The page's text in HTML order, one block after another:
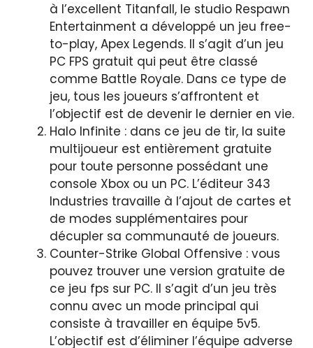
à l’excellent Titanfall, le studio Respawn
Entertainment a développé un jeu free-
to-play, Apex Legends. Il s’agit d’un jeu
PC FPS gratuit qui peut être classé
comme Battle Royale. Dans ce type de
jeu, tous les joueurs s’affrontent et
l’objectif est de devenir le dernier en vie.
Halo Infinite : dans ce jeu de tir, la suite
multijoueur est entièrement gratuite
pour toute personne possédant une
console Xbox ou un PC. L’éditeur 343
Industries travaille à l’ajout de cartes et
de modes supplémentaires pour
décupler sa communauté de joueurs.
Counter-Strike Global Offensive : vous
pouvez trouver une version gratuite de
ce jeu fps sur PC. Il s’agit d’un jeu très
connu avec un mode principal qui
consiste à travailler en équipe 5v5.
L’objectif est d’éliminer l’équipe adverse